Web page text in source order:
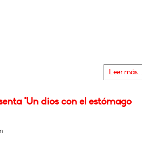
Leer más...
"Un dios con el estómago